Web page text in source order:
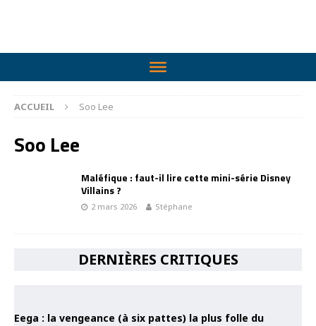
ACCUEIL Soo Lee
Soo Lee
Maléfique : faut-il lire cette mini-série Disney
Villains ?
2 mars 2026 Stéphane
DERNIÈRES CRITIQUES
Eega : la vengeance (à six pattes) la plus folle du